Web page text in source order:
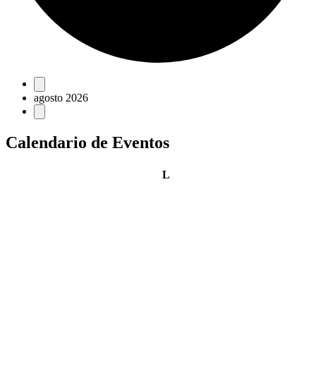
Eventos
agosto 2026
Calendario de Eventos
Llunes